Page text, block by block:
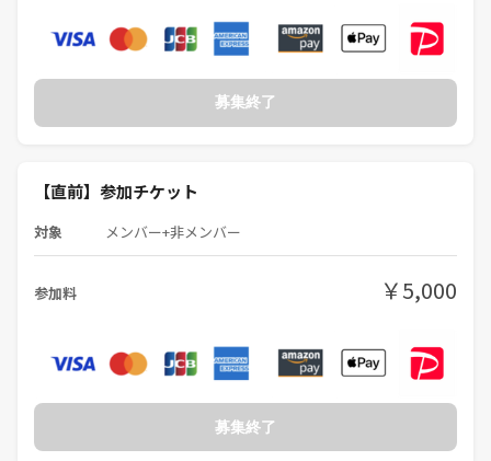
募集終了
【直前】参加チケット
対象 メンバー+非メンバー
参加料 ￥5,000
募集終了